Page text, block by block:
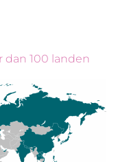
dan 100 landen